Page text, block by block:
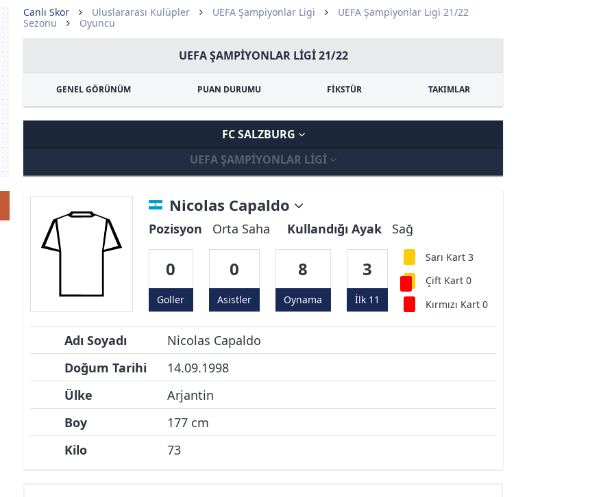
Canlı Skor Uluslararası Kulüpler UEFA Şampiyonlar Ligi
UEFA Şampiyonlar Ligi 21/22
Sezonu
Oyuncu
UEFA ŞAMPIYONLAR LIGI 21/22
GENEL GÖRÜNÜM PUAN DURUMU FİKSTÜR TAKIMLAR
FC SALZBURG
UEFA ŞAMPIYONLAR LIGI
Nicolas Capaldo
Pozisyon Orta Saha Kullandığı Ayak Sağ
0
Goller
0
Asistler
8
Oynama
3
İlk 11
Sarı Kart 3
Çift Kart 0
Kırmızı Kart 0
Adı Soyadı
Nicolas Capaldo
Doğum Tarihi
14.09.1998
Ülke
Arjantin
Boy
177 cm
Kilo
73